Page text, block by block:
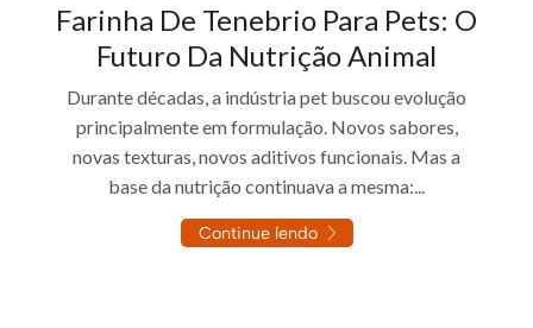
Farinha De Tenebrio Para Pets: O
Futuro Da Nutrição Animal
Durante décadas, a indústria pet buscou evolução
principalmente em formulação. Novos sabores,
novas texturas, novos aditivos funcionais. Mas a
base da nutrição continuava a mesma:...
Continue lendo